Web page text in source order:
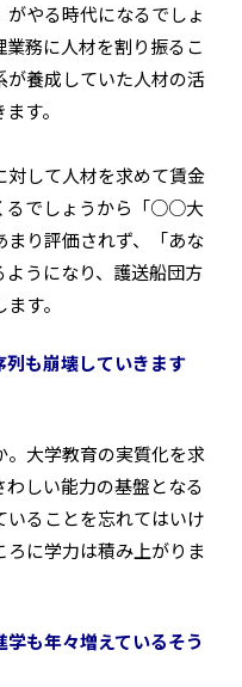
やる時代になるでしょ
務に人材を割り振るこ
が養成していた人材の活
す。
して人材を求めて賃金
るでしょうから「○○大
り評価されず、「あな
うになり、護送船団方
す。
列も崩壊していきます
大学教育の実質化を求
しい能力の基盤となる
ることを忘れてはいけ
に学力は積み上がりま
学も年々増えているそう